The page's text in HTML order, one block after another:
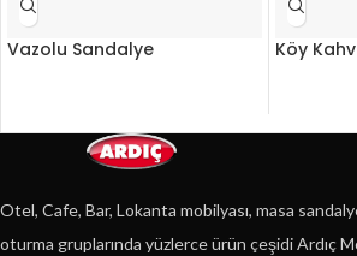
Vazolu Sandalye Köy
Otel, Cafe, Bar, Lokanta mobilyası, masa
oturma gruplarında yüzlerce ürün çeşidi Ardıç